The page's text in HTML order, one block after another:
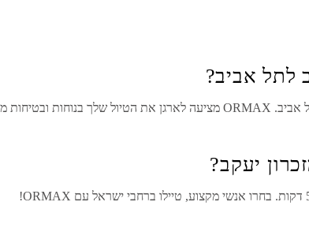
לתל אביב?
אביב. ORMAX מציעה לארגן את הטיול שלך בנוחות ובטיחות מירבית.
יעקב?